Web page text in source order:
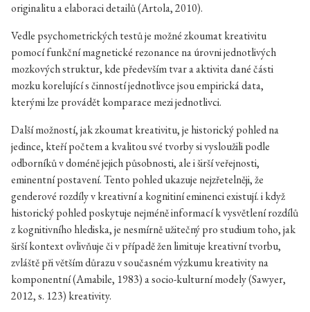
originalitu a elaboraci detailů (Artola, 2010).
Vedle psychometrických testů je možné zkoumat kreativitu
pomocí funkční magnetické rezonance na úrovni jednotlivých
mozkových struktur, kde především tvar a aktivita dané části
mozku korelující s činností jednotlivce jsou empirická data,
kterými lze provádět komparace mezi jednotlivci.
Další možností, jak zkoumat kreativitu, je historický pohled na
jedince, kteří počtem a kvalitou své tvorby si vysloužili podle
odborníků v doméně jejich působnosti, ale i širší veřejnosti,
eminentní postavení. Tento pohled ukazuje nejzřetelněji, že
genderové rozdíly v kreativní a kognitiní eminenci existují. i když
historický pohled poskytuje nejméně informací k vysvětlení rozdílů
z kognitivního hlediska, je nesmírně užitečný pro studium toho, jak
širší kontext ovlivňuje či v případě žen limituje kreativní tvorbu,
zvláště při větším důrazu v současném výzkumu kreativity na
komponentní (Amabile, 1983) a socio-kulturní modely (Sawyer,
2012, s. 123) kreativity.